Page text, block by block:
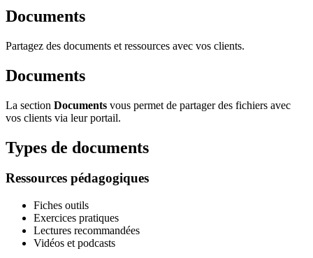
Documents
Partagez des documents et ressources avec vos clients.
Documents
La section Documents vous permet de partager des fichiers avec
vos clients via leur portail.
Types de documents
Ressources pédagogiques
Fiches outils
Exercices pratiques
Lectures recommandées
Vidéos et podcasts